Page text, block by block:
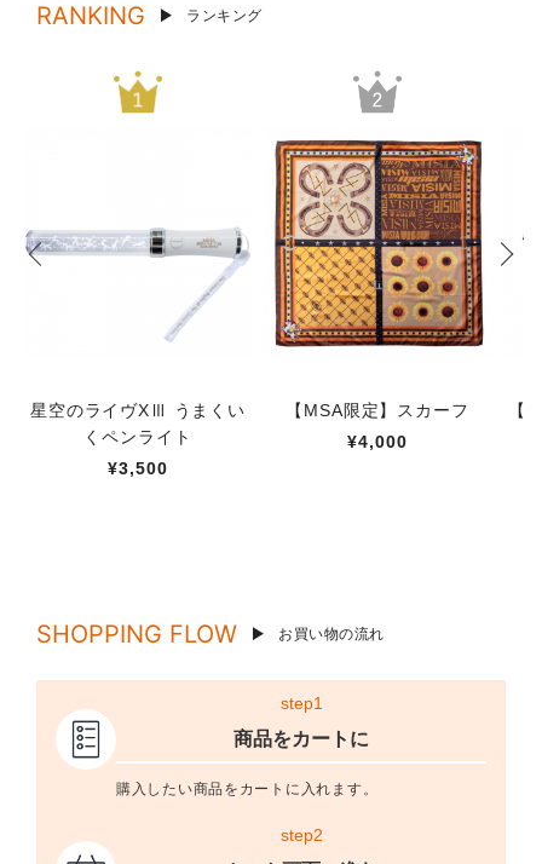
RANKING ランキング
星空のライヴXⅢ うまくい
くペンライト
¥3,500
【MSA限定】スカーフ
¥4,000
【
SHOPPING FLOW お買い物の流れ
step1
商品をカートに
購入したい商品をカートに入れます。
step2